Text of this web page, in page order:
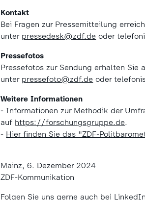
Kontakt
Bei Fragen zur Pressemitteilung
unter pressedesk@zdf.de oder
Pressefotos
Pressefotos zur Sendung erhalten Sie
unter pressefoto@zdf.de oder
Weitere Informationen
- Informationen zur Methodik der
auf https://forschungsgruppe.de.
- Hier finden Sie das "ZDF-
Mainz, 6. Dezember 2024
ZDF-Kommunikation
Folgen Sie uns gerne auch bei LinkedIn